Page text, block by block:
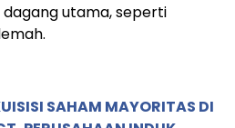
utama, seperti
SAHAM MAYORITAS DI